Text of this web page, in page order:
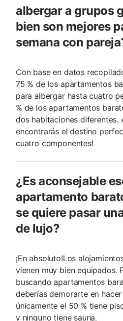
albergar a grupos
bien son mejores
semana con
Con base en datos
75 % de los apartamentos
para albergar hasta cuatro
% de los apartamentos
dos habitaciones diferentes.
encontrarás el destino
cuatro componentes!
¿Es aconsejable
apartamento
se quiere pasar
de lujo?
¡En absoluto!Los
vienen muy bien equipados.
buscando apartamentos
deberías demorarte en
únicamente el 50 % tiene
y ninguno tiene sauna.